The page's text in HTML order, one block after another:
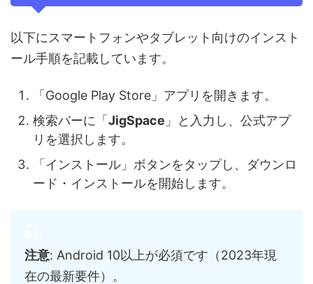
以下にスマートフォンやタブレット向けのインスト
ール手順を記載しています。
「Google Play Store」アプリを開きます。
検索バーに「 JigSpace 」と入力し、公式アプ
リを選択します。
「インストール」ボタンをタップし、ダウンロ
ード・インストールを開始します。
注意: Android 10以上が必須です（2023年現
在の最新要件）。